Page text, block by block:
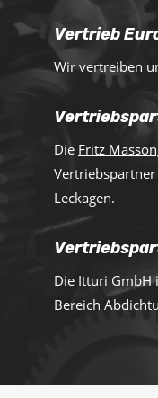
Vertrieb
Wir vertreiben
Die Fritz
Leckagen.
Die Itturi GmbH
Bereich